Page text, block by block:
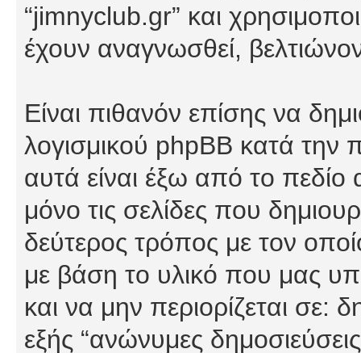
“jimnyclub.gr” και
έχουν αναγνωσθεί,
Είναι πιθανόν επίσης να
λογισμικού phpBB κατά
αυτά είναι έξω από το
μόνο τις σελίδες που
δεύτερος τρόπος με τον
με βάση το υλικό που μας
και να μην περιορίζεται σε:
εξής “ανώνυμες